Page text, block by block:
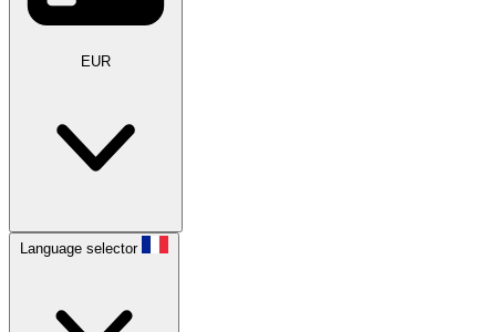
EUR
Language selector